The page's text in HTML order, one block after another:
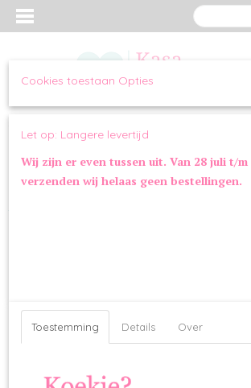
Inloggen
Home>WANDELEN>TUIGJES>Milk & Pepper
Cookies toestaan Opties
Let op: Langere levertijd
Wij zijn er even tussen uit. Van 28 juli t/m
verzenden wij helaas geen bestellingen.
Toestemming Details Over